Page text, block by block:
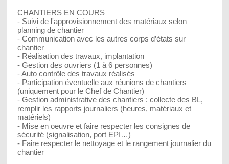
CHANTIERS EN COURS
- Suivi de l'approvisionnement des matériaux selon
planning de chantier
- Communication avec les autres corps d’états sur
chantier
- Réalisation des travaux, implantation
- Gestion des ouvriers (1 à 6 personnes)
- Auto contrôle des travaux réalisés
- Participation éventuelle aux réunions de chantiers
(uniquement pour le Chef de Chantier)
- Gestion administrative des chantiers : collecte des BL,
remplir les rapports journaliers (heures, matériaux et
matériels)
- Mise en oeuvre et faire respecter les consignes de
sécurité (signalisation, port EPI…)
- Faire respecter le nettoyage et le rangement journalier du
chantier